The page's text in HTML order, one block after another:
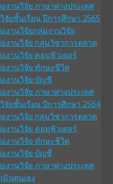
งานวิจัย ภาษาต่างประเทศ
ยชั้นเรียน ปีการศึกษา 2565
งานวิจัยกลุ่มงานวิจัย
งานวิจัย กลุ่มวิชาการตลาด
งานวิจัย คอมพิวเตอร์
งานวิจัย ทักษะชีวิต
งานวิจัย บัญชี
งานวิจัย ภาษาต่างประเทศ
จัยชั้นเรียน ปีการศึกษา 2564
งานวิจัย กลุ่มวิชาการตลาด
งานวิจัย คอมพิวเตอร์
งานวิจัย ทักษะชีวิต
งานวิจัย บัญชี
งานวิจัย ภาษาต่างประเทศ
มินตนเอง